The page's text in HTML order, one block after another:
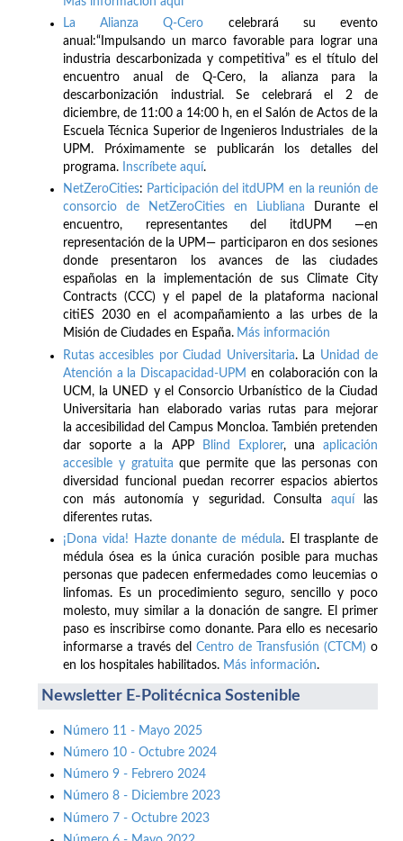
La Alianza Q-Cero celebrará su evento
anual:“Impulsando un marco favorable para lograr una
industria descarbonizada y competitiva” es el título del
encuentro anual de Q-Cero, la alianza para la
descarbonización industrial. Se celebrará el 2 de
diciembre, de 11:00 a 14:00 h, en el Salón de Actos de la
Escuela Técnica Superior de Ingenieros Industriales de la
UPM. Próximamente se publicarán los detalles del
programa.
Inscríbete aquí.
NetZeroCities: Participación del itdUPM en la reunión de
consorcio de NetZeroCities en Liubliana Durante el
encuentro, representantes del itdUPM —en
representación de la UPM— participaron en dos sesiones
donde presentaron los avances de las ciudades
españolas en la implementación de sus Climate City
Contracts (CCC) y el papel de la plataforma nacional
citiES 2030 en el acompañamiento a las urbes de la
Misión de Ciudades en España. Más información
Rutas accesibles por Ciudad Universitaria. La Unidad de
Atención a la Discapacidad-UPM en colaboración con la
UCM, la UNED y el Consorcio Urbanístico de la Ciudad
Universitaria han elaborado varias rutas para mejorar
la accesibilidad del Campus Moncloa. También pretenden
dar soporte a la APP
Blind Explorer, una aplicación
accesible y gratuita que permite que las personas con
diversidad funcional puedan recorrer espacios abiertos
con más autonomía y seguridad. Consulta aquílas
diferentes rutas.
¡Dona vida! Hazte donante de médula. El trasplante de
médula ósea es la única curación posible para muchas
personas que padecen enfermedades como leucemias o
linfomas. Es un procedimiento seguro, sencillo y poco
molesto, muy similar a la donación de sangre. El primer
paso es inscribirse como donante. Para ello es necesario
informarse a través del Centro de Transfusión (CTCM) o
en los hospitales habilitados. Más información.
Newsletter E-Politécnica Sostenible
Número 11 - Mayo 2025
Número 10 - Octubre 2024
Número 9 - Febrero 2024
Número 8 - Diciembre 2023
Número 7 - Octubre 2023